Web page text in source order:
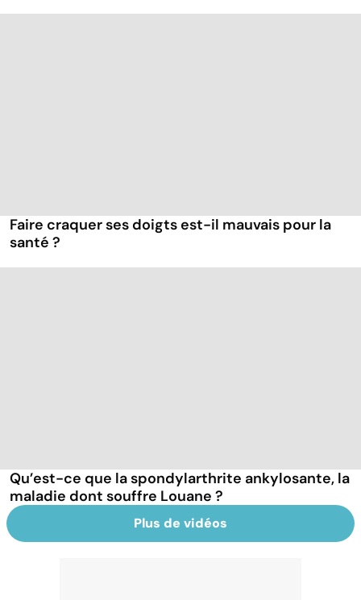
Faire craquer ses doigts est-il mauvais pour la
santé ?
Qu’est-ce que la spondylarthrite ankylosante, la
maladie dont souffre Louane ?
Plus de vidéos